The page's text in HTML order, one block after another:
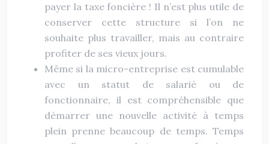
payer la taxe foncière ! Il n’est plus utile de
conserver cette structure si l’on ne
souhaite plus travailler, mais au contraire
profiter de ses vieux jours.
Même si la micro-entreprise est cumulable
avec un statut de salarié ou de
fonctionnaire, il est compréhensible que
démarrer une nouvelle activité à temps
plein prenne beaucoup de temps. Temps